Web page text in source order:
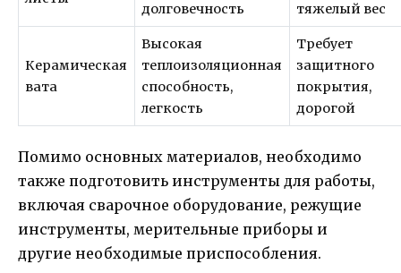
долговечность
тяжелый вес
Керамическая
вата
Высокая
теплоизоляционная
способность,
легкость
Требует
защитного
покрытия,
дорогой
Помимо основных материалов, необходимо
также подготовить инструменты для работы,
включая сварочное оборудование, режущие
инструменты, мерительные приборы и
другие необходимые приспособления.